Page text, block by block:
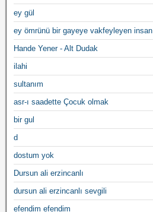
ey gül
ey ömrünü bir gayeye vakfeyleyen insan
Hande Yener - Alt Dudak
ilahi
sultanım
asr-ı saadette Çocuk olmak
bir gul
d
dostum yok
Dursun ali erzincanlı
dursun ali erzincanlı sevgili
efendim efendim